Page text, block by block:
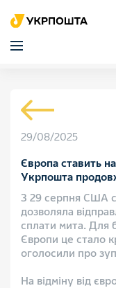
29/08/2025
Європа ставить
Укрпошта
З 29 серпня США
дозволяла
сплати мита. Для
Європи це стало
оголосили про
На відміну від